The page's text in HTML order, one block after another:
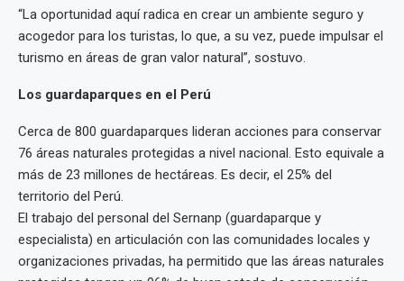
“La oportunidad aquí radica en crear un ambiente seguro y
acogedor para los turistas, lo que, a su vez, puede impulsar el
turismo en áreas de gran valor natural”, sostuvo.
Los guardaparques en el Perú
Cerca de 800 guardaparques lideran acciones para conservar
76 áreas naturales protegidas a nivel nacional. Esto equivale a
más de 23 millones de hectáreas. Es decir, el 25% del
territorio del Perú.
El trabajo del personal del Sernanp (guardaparque y
especialista) en articulación con las comunidades locales y
organizaciones privadas, ha permitido que las áreas naturales